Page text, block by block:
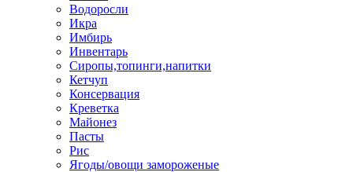
Водоросли
Икра
Имбирь
Инвентарь
Сиропы,топинги,напитки
Кетчуп
Консервация
Креветка
Майонез
Пасты
Рис
Ягоды/овощи замороженые